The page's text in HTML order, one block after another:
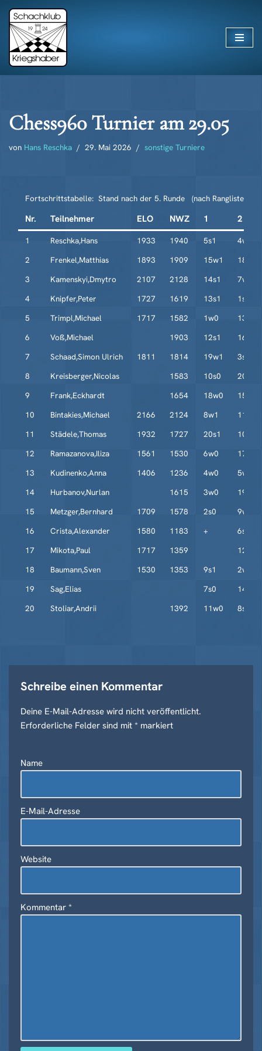
Zum
Inhalt
springen
Chess960 Turnier am 29.05
von Hans Reschka 29. Mai 2026 sonstige Turniere
Fortschrittstabelle: Stand nach der 5. Runde (nach Rangliste)
Nr. Teilnehmer ELO NWZ 1 2
1 Reschka,Hans 1933 1940 5s1
4w1
2
Frenkel,Matthias 1893 1909 15w1
18s1
3
Kamenskyi,Dmytro 2107 2128 14s1
7w1
4
Knipfer,Peter 1727 1619 13s1
1s0
5
Trimpl,Michael 1717 1582 1w0
13s1
6
Voß,Michael 1903 12s1
16w1
7
Schaad,Simon Ulrich 1811 1814 19w1
3s0
8
Kreisberger,Nicolas 1583 10s0
20w1
9
Frank,Eckhardt 1654 18w0
15s½
10
Bintakies,Michael 2166 2124 8w1
11s0
11
Städele,Thomas 1932 1727 20s1
10w1
12
Ramazanova,Iliza 1561 1530 6w0
17s1
13
Kudinenko,Anna 1406 1236 4w0
5w0
14
Hurbanov,Nurlan 1615 3w0
19s0
15
Metzger,Bernhard 1709 1578 2s0
9w½
16
Crista,Alexander 1580 1183 +
6s0
17
Mikota,Paul 1717 1359
12w0
18
Baumann,Sven 1530 1353 9s1
2w0
19
Sag,Elias 7s0
14w1
20
Stoliar,Andrii 1392 11w0 8s0
Schreibe einen Kommentar
Deine E-Mail-Adresse wird nicht veröffentlicht.
Erforderliche Felder sind mit * markiert
Name
E-Mail-Adresse
Website
Kommentar *
A
lt
n
ti
v